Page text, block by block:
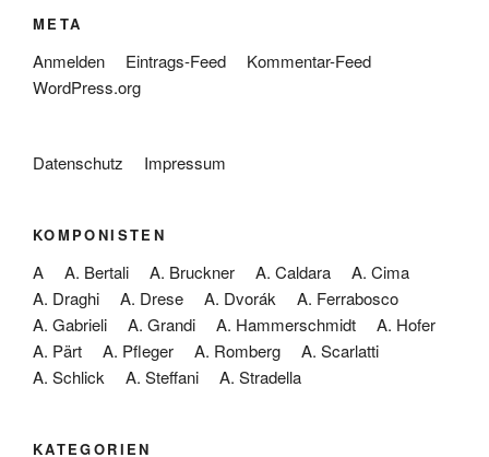
META
Anmelden Eintrags-Feed
Kommentar-Feed
WordPress.org
Datenschutz Impressum
KOMPONISTEN
A A. Bertali A. Bruckner A. Caldara
A. Cima
A. Draghi
A. Drese A. Dvorák
A. Ferrabosco
A. Gabrieli
A. Grandi A. Hammerschmidt
A. Hofer
A. Pärt
A. Pfleger A. Romberg
A. Scarlatti
A. Schlick
A. Steffani A. Stradella
KATEGORIEN